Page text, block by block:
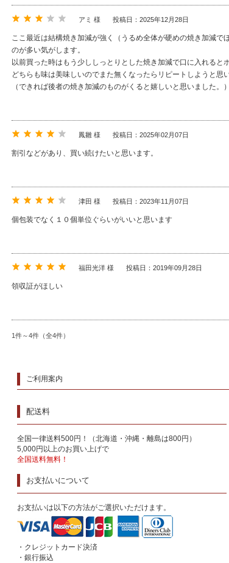
アミ 様 投稿日：2025年12月28日
ここ最近は結構焼き加減が強く（うるめ全体が硬めの焼き加減
のが多い気がします。
以前買った時はもう少ししっとりとした焼き加減で口に入れると
どちらも味は美味しいのでまた無くなったらリピートしようと思い
（できれば後者の焼き加減のものがくると嬉しいと思いました。）
鳳雛 様 投稿日：2025年02月07日
割引などがあり、買い続けたいと思います。
津田 様 投稿日：2023年11月07日
個包装でなく１０個単位ぐらいがいいと思います
福田光洋 様 投稿日：2019年09月28日
領収証がほしい
1件～4件（全4件）
ご利用案内
配送料
全国一律送料500円！（北海道・沖縄・離島は800円）
5,000円以上のお買い上げで
全国送料無料！
お支払いについて
お支払いは以下の方法がご選択いただけます。
・クレジットカード決済
・銀行振込